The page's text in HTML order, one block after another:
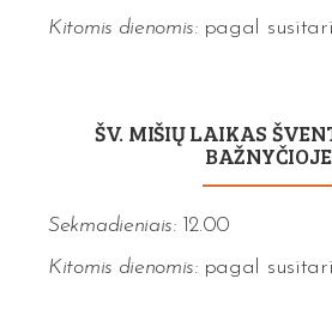
Kitomis dienomis: pagal
ŠV. MIŠIŲ LAIKAS
BAŽNYČIOJE
Sekmadieniais: 12.00
Kitomis dienomis: pagal